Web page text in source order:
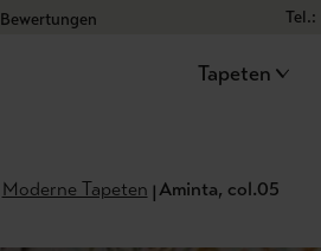
Tel.:
Tapeten
Moderne Tapeten Aminta, col.05